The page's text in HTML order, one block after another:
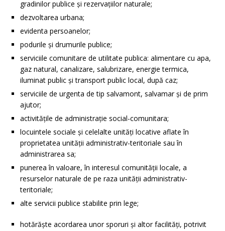
gradinilor publice şi rezervaţiilor naturale;
dezvoltarea urbana;
evidenta persoanelor;
podurile şi drumurile publice;
serviciile comunitare de utilitate publica: alimentare cu apa,
gaz natural, canalizare, salubrizare, energie termica,
iluminat public şi transport public local, după caz;
serviciile de urgenta de tip salvamont, salvamar şi de prim
ajutor;
activităţile de administraţie social-comunitara;
locuintele sociale şi celelalte unităţi locative aflate în
proprietatea unităţii administrativ-teritoriale sau în
administrarea sa;
punerea în valoare, în interesul comunităţii locale, a
resurselor naturale de pe raza unităţii administrativ-
teritoriale;
alte servicii publice stabilite prin lege;
hotărăşte acordarea unor sporuri şi altor facilităţi, potrivit